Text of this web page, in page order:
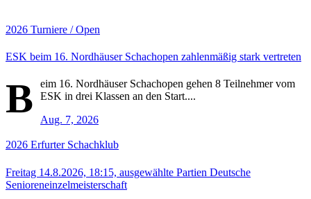
2026 Turniere / Open
ESK beim 16. Nordhäuser Schachopen zahlenmäßig stark vertreten
B
eim 16. Nordhäuser Schachopen gehen 8 Teilnehmer vom
ESK in drei Klassen an den Start....
Aug. 7, 2026
2026 Erfurter Schachklub
Freitag 14.8.2026, 18:15, ausgewählte Partien Deutsche
Senioreneinzelmeisterschaft